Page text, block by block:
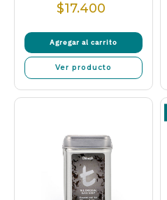
Precio
$17.400
Agregar al carrito
Ver producto